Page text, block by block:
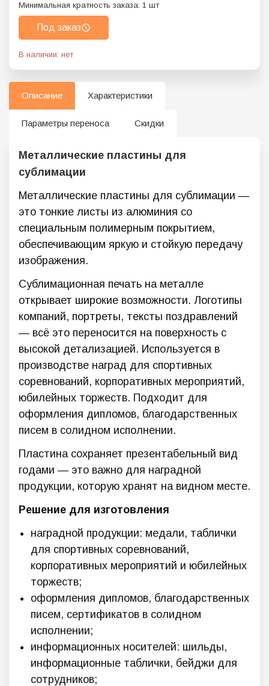
Минимальная кратность заказа: 1 шт
Под заказ
В наличии: нет
Описание Характеристики
Параметры переноса Скидки
Металлические пластины для
сублимации
Металлические пластины для сублимации —
это тонкие листы из алюминия со
специальным полимерным покрытием,
обеспечивающим яркую и стойкую передачу
изображения.
Сублимационная печать на металле
открывает широкие возможности. Логотипы
компаний, портреты, тексты поздравлений
— всё это переносится на поверхность с
высокой детализацией. Используется в
производстве наград для спортивных
соревнований, корпоративных мероприятий,
юбилейных торжеств. Подходит для
оформления дипломов, благодарственных
писем в солидном исполнении.
Пластина сохраняет презентабельный вид
годами — это важно для наградной
продукции, которую хранят на видном месте.
Решение для изготовления
наградной продукции: медали, таблички
для спортивных соревнований,
корпоративных мероприятий и юбилейных
торжеств;
оформления дипломов, благодарственных
писем, сертификатов в солидном
исполнении;
информационных носителей: шильды,
информационные таблички, бейджи для
сотрудников;